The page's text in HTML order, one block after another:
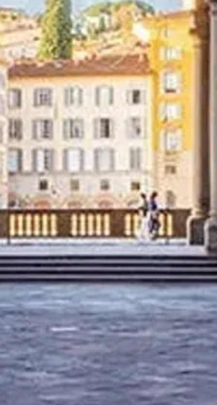
Zobrazit možnosti návštěvy
Galerie Uffizi
Váš komplexní průvodce návštěvou Galerie Uffizi ve Florencii.
Objevte renesanční mistrovská díla, rezervujte vstupenky a
naplánujte si dokonalou návštěvu jednoho z nejdůležitějších
uměleckých muzeí na světě.
©2026 lagalleriadegliuffizi.com není oficiální stránka Galerie Uffizi
ve Florencii
Tento web lagalleriadegliuffizi.com je nezávislá informační
platforma věnovaná Uffizi.
Každá registrovaná značka nebo ochranná známka je majetkem
svého vlastníka. Pro dotazy týkající se možností návštěvy (včetně
vstupu a služeb) kontaktujte přímo oficiální poskytovatele.
Kontaktujte nás
Rychlé odkazy
Vyberte si možnosti návštěvy
Návštěvní doba
Co vidět
FAQ
Právní
Právní informace
O nás
Ochrana osobních údajů
Zásady používání cookies
Mapa stránek
Vytvořeno s ❤️ pro cestovatele a milovníky historie po celém světě
někým, jako jsou oni.
Váš osobní průvodce pro Uffizi. Zeptejte se na možnosti návštěvy,